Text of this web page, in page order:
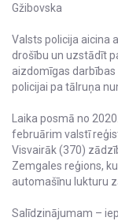
Gžibovska
Valsts policija aicina
drošību un uzstādīt
aizdomīgas
policijai pa tālruņa
Laika posmā no
februārim valstī
Visvairāk (370)
Zemgales reģions,
automašīnu lukturu
Salīdzinājumam –